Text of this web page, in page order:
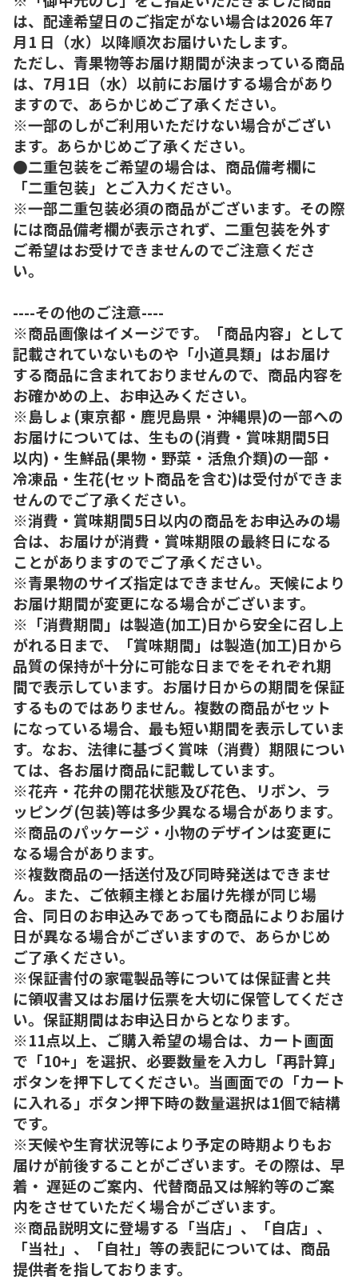
は、配達希望日のご指定がない場合は2026 年7
月1 日（水）以降順次お届けいたします。
ただし、青果物等お届け期間が決まっている商品
は、7月1日（水）以前にお届けする場合があり
ますので、あらかじめご了承ください。
※一部のしがご利用いただけない場合がござい
ます。あらかじめご了承ください。
●二重包装をご希望の場合は、商品備考欄に
「二重包装」とご入力ください。
※一部二重包装必須の商品がございます。その際
には商品備考欄が表示されず、二重包装を外す
ご希望はお受けできませんのでご注意くださ
い。
----その他のご注意----
※商品画像はイメージです。「商品内容」として
記載されていないものや「小道具類」はお届け
する商品に含まれておりませんので、商品内容を
お確かめの上、お申込みください。
※島しょ(東京都・鹿児島県・沖縄県)の一部への
お届けについては、生もの(消費・賞味期間5日
以内)・生鮮品(果物・野菜・活魚介類)の一部・
冷凍品・生花(セット商品を含む)は受付ができま
せんのでご了承ください。
※消費・賞味期間5日以内の商品をお申込みの場
合は、お届けが消費・賞味期限の最終日になる
ことがありますのでご了承ください。
※青果物のサイズ指定はできません。天候により
お届け期間が変更になる場合がございます。
※「消費期間」は製造(加工)日から安全に召し上
がれる日まで、「賞味期間」は製造(加工)日から
品質の保持が十分に可能な日までをそれぞれ期
間で表示しています。お届け日からの期間を保証
するものではありません。複数の商品がセット
になっている場合、最も短い期間を表示していま
す。なお、法律に基づく賞味（消費）期限につい
ては、各お届け商品に記載しています。
※花卉・花弁の開花状態及び花色、リボン、ラ
ッピング(包装)等は多少異なる場合があります。
※商品のパッケージ・小物のデザインは変更に
なる場合があります。
※複数商品の一括送付及び同時発送はできませ
ん。また、ご依頼主様とお届け先様が同じ場
合、同日のお申込みであっても商品によりお届け
日が異なる場合がございますので、あらかじめ
ご了承ください。
※保証書付の家電製品等については保証書と共
に領収書又はお届け伝票を大切に保管してくださ
い。保証期間はお申込日からとなります。
※11点以上、ご購入希望の場合は、カート画面
で「10+」を選択、必要数量を入力し「再計算」
ボタンを押下してください。当画面での「カート
に入れる」ボタン押下時の数量選択は1個で結構
です。
※天候や生育状況等により予定の時期よりもお
届けが前後することがございます。その際は、早
着・ 遅延のご案内、代替商品又は解約等のご案
内をさせていただく場合がございます。
※商品説明文に登場する「当店」、「自店」、
「当社」、「自社」等の表記については、商品
提供者を指しております。